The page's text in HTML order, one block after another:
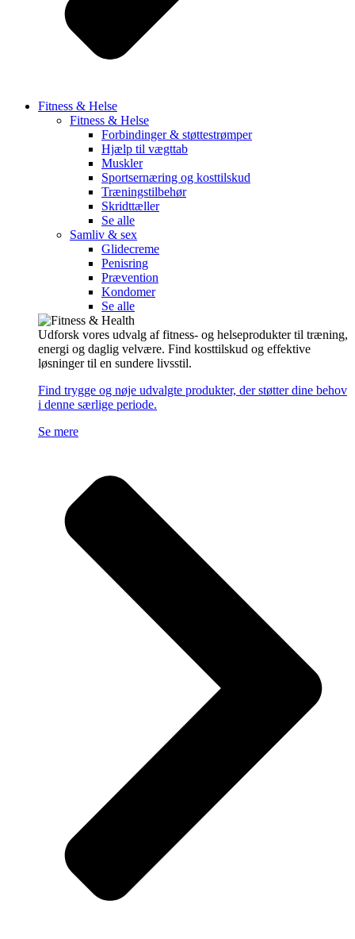
Fitness & Helse
Fitness & Helse
Forbindinger & støttestrømper
Hjælp til vægttab
Muskler
Sportsernæring og kosttilskud
Træningstilbehør
Skridttæller
Se alle
Samliv & sex
Glidecreme
Penisring
Prævention
Kondomer
Se alle
Udforsk vores udvalg af fitness- og helseprodukter til træning,
energi og daglig velvære. Find kosttilskud og effektive
løsninger til en sundere livsstil.
Find trygge og nøje udvalgte produkter, der støtter dine behov
i denne særlige periode.
Se mere